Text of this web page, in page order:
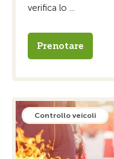
verifica lo ...
Prenotare
Controllo veicoli